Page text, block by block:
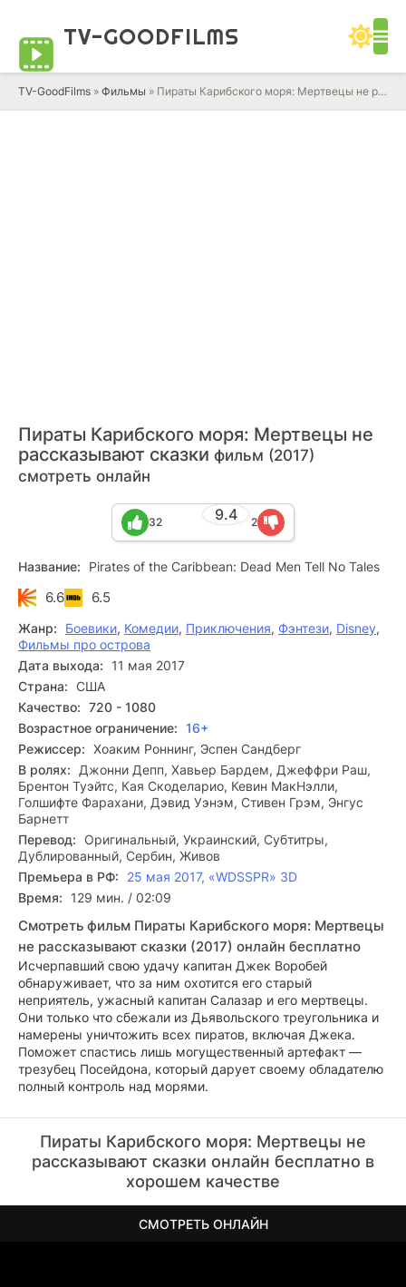
TV-GOODFILMS
TV-GoodFilms » Фильмы » Пираты Карибского моря: Мертвецы не рассказывают сказки
Пираты Карибского моря: Мертвецы не
рассказывают сказки фильм (2017)
смотреть онлайн
9.4
32 2
Название: Pirates of the Caribbean: Dead Men Tell No Tales
6.6 6.5
Жанр: Боевики, Комедии, Приключения, Фэнтези, Disney,
Фильмы про острова
Дата выхода:
11 мая 2017
Страна: США
Качество: 720 - 1080
Возрастное ограничение: 16+
Режиссер: Хоаким Роннинг, Эспен Сандберг
В ролях:
Джонни Депп, Хавьер Бардем, Джеффри Раш,
Брентон Туэйтс, Кая Скоделарио, Кевин МакНэлли,
Голшифте Фарахани, Дэвид Уэнэм, Стивен Грэм, Энгус
Барнетт
Перевод: Оригинальный, Украинский, Субтитры,
Дублированный, Сербин, Живов
Премьера в РФ:
25 мая 2017, «WDSSPR» 3D
Время:
129 мин. / 02:09
Смотреть фильм Пираты Карибского моря: Мертвецы
не рассказывают сказки (2017) онлайн бесплатно
Исчерпавший свою удачу капитан Джек Воробей
обнаруживает, что за ним охотится его старый
неприятель, ужасный капитан Салазар и его мертвецы.
Они только что сбежали из Дьявольского треугольника и
намерены уничтожить всех пиратов, включая Джека.
Поможет спастись лишь могущественный артефакт —
трезубец Посейдона, который дарует своему обладателю
полный контроль над морями.
Пираты Карибского моря: Мертвецы не
рассказывают сказки онлайн бесплатно в
хорошем качестве
СМОТРЕТЬ ОНЛАЙН